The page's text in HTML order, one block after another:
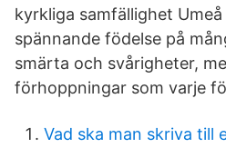
kyrkliga samfällighet
spännande födelse på
smärta och svårigheter,
förhoppningar som varje
Vad ska man skriva till